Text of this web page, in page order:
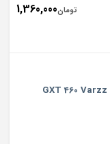
تومان1,360,000